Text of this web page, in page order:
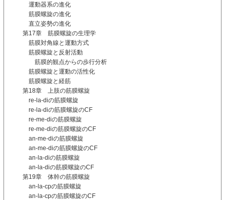
運動器系の進化
筋膜螺旋の進化
直立姿勢の進化
第17章 筋膜螺旋の生理学
筋膜対角線と運動方式
筋膜螺旋と反射活動
筋膜的観点からの歩行分析
筋膜螺旋と運動の活性化
筋膜螺旋と経筋
第18章 上肢の筋膜螺旋
re-la-diの筋膜螺旋
re-la-diの筋膜螺旋のCF
re-me-diの筋膜螺旋
re-me-diの筋膜螺旋のCF
an-me-diの筋膜螺旋
an-me-diの筋膜螺旋のCF
an-la-diの筋膜螺旋
an-la-diの筋膜螺旋のCF
第19章 体幹の筋膜螺旋
an-la-cpの筋膜螺旋
an-la-cpの筋膜螺旋のCF